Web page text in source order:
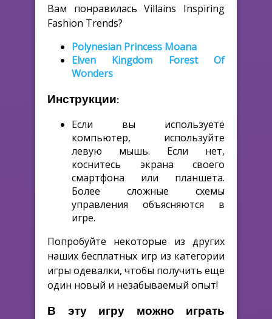
Вам понравилась Villains Inspiring
Fashion Trends?
Polynesian Princess Moana
Elven Kingdom Forest Of
Wonders
Инструкции:
Если вы используете
компьютер, используйте
левую мышь. Если нет,
коснитесь экрана своего
смартфона или планшета.
Более сложные схемы
управления объясняются в
игре.
Попробуйте некоторые из других
наших бесплатных игр из категории
игры одевалки, чтобы получить еще
один новый и незабываемый опыт!
В эту игру можно играть